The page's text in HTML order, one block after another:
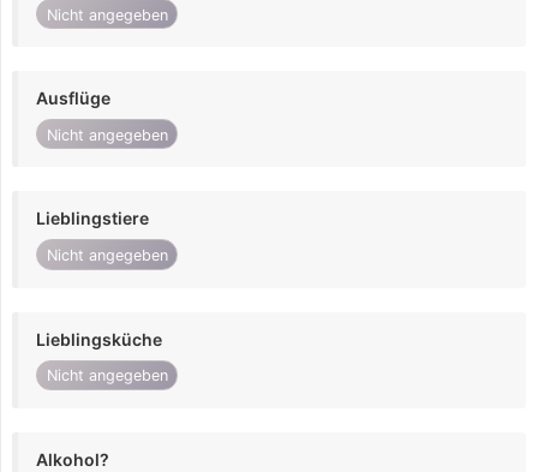
Nicht angegeben
Ausflüge
Nicht angegeben
Lieblingstiere
Nicht angegeben
Lieblingsküche
Nicht angegeben
Alkohol?